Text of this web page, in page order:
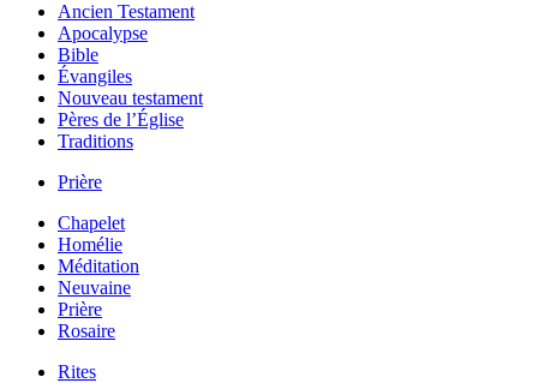
Ancien Testament
Apocalypse
Bible
Évangiles
Nouveau testament
Pères de l’Église
Traditions
Prière
Chapelet
Homélie
Méditation
Neuvaine
Prière
Rosaire
Rites